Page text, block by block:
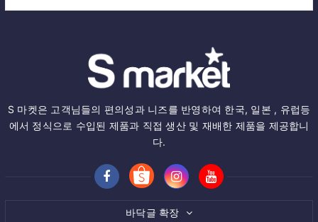
S 마켓은 고객님들의 편의성과 니즈를 반영하여 한국, 일본 , 유럽등
에서 정식으로 수입된 제품과 직접 생산 및 재배한 제품을 제공합니
다.
바닥글 확장